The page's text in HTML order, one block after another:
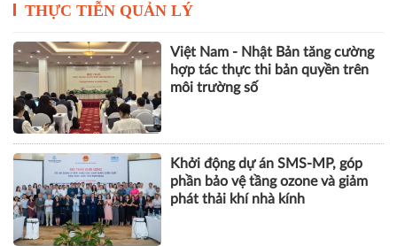
THỰC TIỄN QUẢN LÝ
Việt Nam - Nhật Bản tăng cường
hợp tác thực thi bản quyền trên
môi trường số
Khởi động dự án SMS-MP, góp
phần bảo vệ tầng ozone và giảm
phát thải khí nhà kính